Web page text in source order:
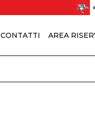
CONTATTI AREA